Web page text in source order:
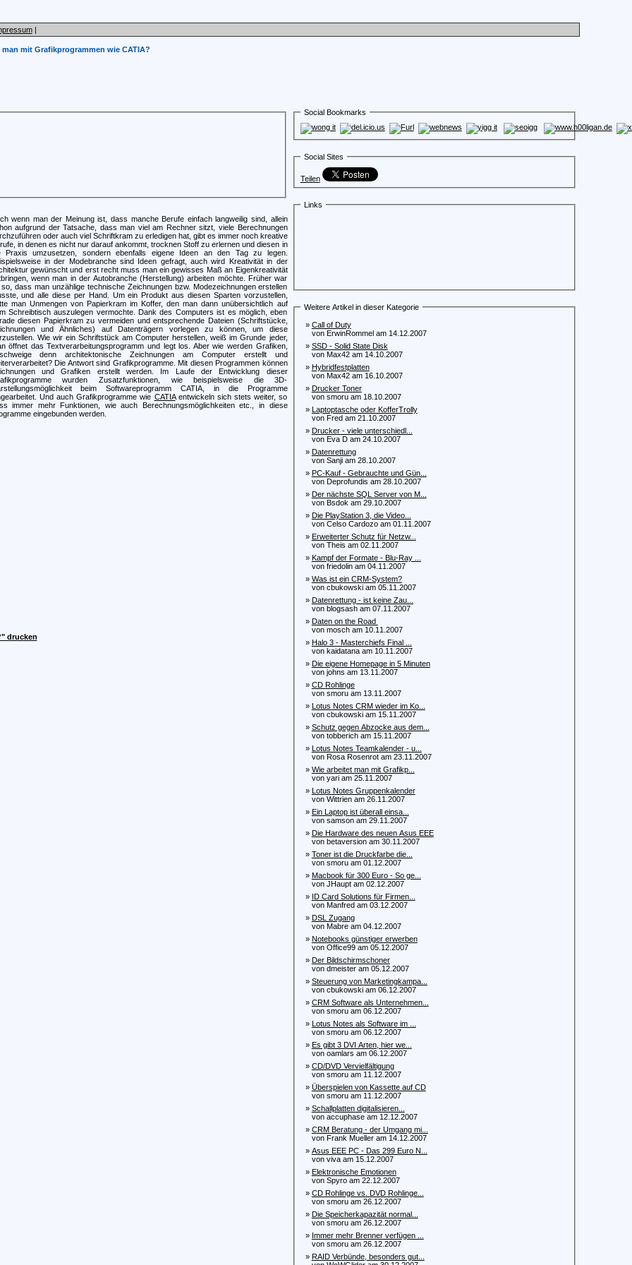
|
man mit Grafikprogrammen wie CATIA?
wenn man der Meinung ist, dass manche Berufe einfach langweilig sind, allein
aufgrund der Tatsache, dass man viel am Rechner sitzt, viele Berechnungen
oder auch viel Schriftkram zu erledigen hat, gibt es immer noch kreative
in denen es nicht nur darauf ankommt, trocknen Stoff zu erlernen und diesen in
Praxis umzusetzen, sondern ebenfalls eigene Ideen an den Tag zu legen.
in der Modebranche sind Ideen gefragt, auch wird Kreativität in der
gewünscht und erst recht muss man ein gewisses Maß an Eigenkreativität
wenn man in der Autobranche (Herstellung) arbeiten möchte. Früher war
so, dass man unzählige technische Zeichnungen bzw. Modezeichnungen erstellen
und alle diese per Hand. Um ein Produkt aus diesen Sparten vorzustellen,
man Unmengen von Papierkram im Koffer, den man dann unübersichtlich auf
Schreibtisch auszulegen vermochte. Dank des Computers ist es möglich, eben
diesen Papierkram zu vermeiden und entsprechende Dateien (Schriftstücke,
und Ähnliches) auf Datenträgern vorlegen zu können, um diese
Wie wir ein Schriftstück am Computer herstellen, weiß im Grunde jeder,
öffnet das Textverarbeitungsprogramm und legt los. Aber wie werden Grafiken,
denn architektonische Zeichnungen am Computer erstellt und
Die Antwort sind Grafikprogramme. Mit diesen Programmen können
und Grafiken erstellt werden. Im Laufe der Entwicklung dieser
wurden Zusatzfunktionen, wie beispielsweise die 3D-
beim Softwareprogramm CATIA, in die Programme
Und auch Grafikprogramme wie CATIAentwickeln sich stets weiter, so
immer mehr Funktionen, wie auch Berechnungsmöglichkeiten etc., in diese
eingebunden werden.
drucken
Social Bookmarks
Social Sites
Teilen
Links
Weitere Artikel in dieser Kategorie
» Call of Duty
von ErwinRommel am 14.12.2007
» SSD - Solid State Disk
von Max42 am 14.10.2007
» Hybridfestplatten
von Max42 am 16.10.2007
» Drucker Toner
von smoru am 18.10.2007
» Laptoptasche oder KofferTrolly
von Fred am 21.10.2007
» Drucker - viele unterschiedl...
von Eva D am 24.10.2007
» Datenrettung
von Sanji am 28.10.2007
» PC-Kauf - Gebrauchte und Gün...
von Deprofundis am 28.10.2007
» Der nächste SQL Server von M...
von Bsdok am 29.10.2007
» Die PlayStation 3, die Video...
von Celso Cardozo am 01.11.2007
» Erweiterter Schutz für Netzw...
von Theis am 02.11.2007
» Kampf der Formate - Blu-Ray ...
von friedolin am 04.11.2007
» Was ist ein CRM-System?
von cbukowski am 05.11.2007
» Datenrettung - ist keine Zau...
von blogsash am 07.11.2007
» Daten on the Road
von mosch am 10.11.2007
» Halo 3 - Masterchiefs Final ...
von kaidatana am 10.11.2007
» Die eigene Homepage in 5 Minuten
von johns am 13.11.2007
» CD Rohlinge
von smoru am 13.11.2007
» Lotus Notes CRM wieder im Ko...
von cbukowski am 15.11.2007
» Schutz gegen Abzocke aus dem...
von tobberich am 15.11.2007
» Lotus Notes Teamkalender - u...
von Rosa Rosenrot am 23.11.2007
» Wie arbeitet man mit Grafikp...
von yari am 25.11.2007
» Lotus Notes Gruppenkalender
von Wittrien am 26.11.2007
» Ein Laptop ist überall einsa...
von samson am 29.11.2007
» Die Hardware des neuen Asus EEE
von betaversion am 30.11.2007
» Toner ist die Druckfarbe die...
von smoru am 01.12.2007
» Macbook für 300 Euro - So ge...
von JHaupt am 02.12.2007
» ID Card Solutions für Firmen...
von Manfred am 03.12.2007
» DSL Zugang
von Mabre am 04.12.2007
» Notebooks günstiger erwerben
von Office99 am 05.12.2007
» Der Bildschirmschoner
von dmeister am 05.12.2007
» Steuerung von Marketingkampa...
von cbukowski am 06.12.2007
» CRM Software als Unternehmen...
von smoru am 06.12.2007
» Lotus Notes als Software im ...
von smoru am 06.12.2007
» Es gibt 3 DVI Arten, hier we...
von oamlars am 06.12.2007
» CD/DVD Vervielfältigung
von smoru am 11.12.2007
» Überspielen von Kassette auf CD
von smoru am 11.12.2007
» Schallplatten digitalisieren...
von accuphase am 12.12.2007
» CRM Beratung - der Umgang mi...
von Frank Mueller am 14.12.2007
» Asus EEE PC - Das 299 Euro N...
von viva am 15.12.2007
» Elektronische Emotionen
von Spyro am 22.12.2007
» CD Rohlinge vs. DVD Rohlinge...
von smoru am 26.12.2007
» Die Speicherkapazität normal...
von smoru am 26.12.2007
» Immer mehr Brenner verfügen ...
von smoru am 26.12.2007
» RAID Verbünde, besonders gut...